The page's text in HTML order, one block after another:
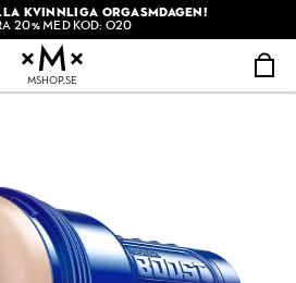
KVINNLIGA ORGASMDAGEN!
20% MED KOD: O20
MSHOP.SE